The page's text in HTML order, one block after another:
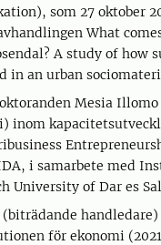
som 27 oktober
What
A study of how
in an urban
Mesia Illomo
inom
i samarbete med
University of Dar es
för ekonomi